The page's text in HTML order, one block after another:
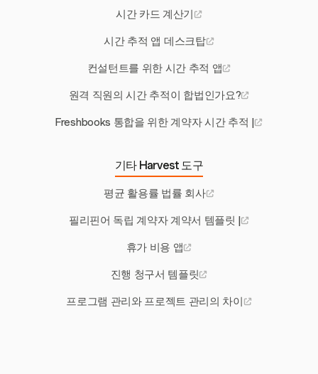
시간 카드 계산기
시간 추적 앱 데스크탑
컨설턴트를 위한 시간 추적 앱
원격 직원의 시간 추적이 합법인가요?
Freshbooks 통합을 위한 계약자 시간 추적 |
기타 Harvest 도구
평균 활용률 법률 회사
필리핀어 독립 계약자 계약서 템플릿 |
휴가 비용 앱
진행 청구서 템플릿
프로그램 관리와 프로젝트 관리의 차이